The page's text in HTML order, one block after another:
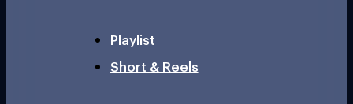
Playlist
Short & Reels